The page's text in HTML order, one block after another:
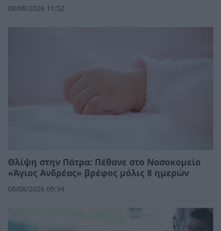
08/08/2026 11:52
Θλίψη στην Πάτρα: Πέθανε στο Νοσοκομείο
«Άγιος Ανδρέας» βρέφος μόλις 8 ημερών
08/08/2026 09:34